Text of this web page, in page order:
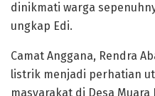
dinikmati warga
ungkap Edi.
Camat Anggana, Rendra
listrik menjadi perhatian
masyarakat di Desa